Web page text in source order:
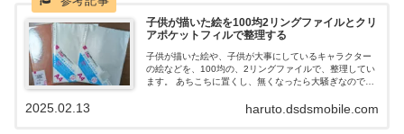
子供が描いた絵を100均2リングファイルとクリ
アポケットフィルで整理する
子供が描いた絵や、子供が大事にしているキャラクター
の絵などを、100均の、2リングファイルで、整理してい
ます。 あちこちに置くし、無くなったら大騒ぎなので、
す。 2リングファイルは、同じく100均で購入できる、ク
haruto.dsdsmobile.com
2025.02.13